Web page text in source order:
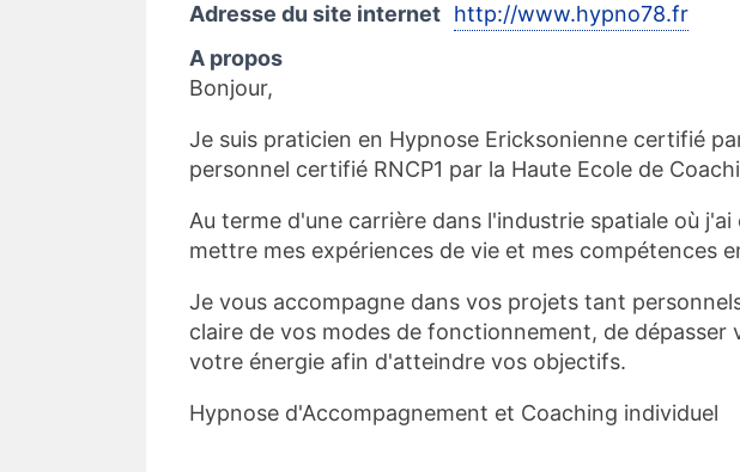
Adresse du site internet http://www.hypno78.fr
A propos
Bonjour,
Je suis praticien en Hypnose Ericksonienne certifié
personnel certifié RNCP1 par la Haute Ecole de
Au terme d'une carrière dans l'industrie spatiale où
mettre mes expériences de vie et mes compétences
Je vous accompagne dans vos projets tant
claire de vos modes de fonctionnement, de
votre énergie afin d'atteindre vos objectifs.
Hypnose d'Accompagnement et Coaching individuel